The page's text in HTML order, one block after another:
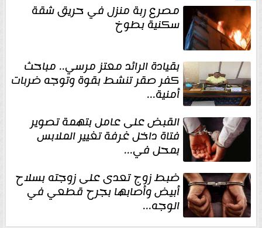
مصرع ربة منزل في حريق شقة
سكنية بطوخ
بقيادة الرائد معتز مرسي.. مباحث
كفر صقر تنشط بقوة وتوجه ضربات
أمنية...
القبض على عامل بتهمة تصوير
فتاة داخل غرفة تغيير الملابس
بمحل في...
ضبط زوج تعدى على زوجته بسلاح
أبيض وأصابها بجرح قطعي في
الوجه...